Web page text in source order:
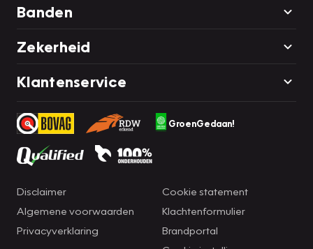
Banden
Zekerheid
Klantenservice
GroenGedaan!
Disclaimer
Algemene voorwaarden
Privacyverklaring
Cookie statement
Klachtenformulier
Brandportal